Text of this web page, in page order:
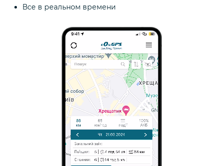
Все в реальном времени